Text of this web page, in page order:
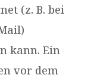
(z. B. bei
kann. Ein
vor dem